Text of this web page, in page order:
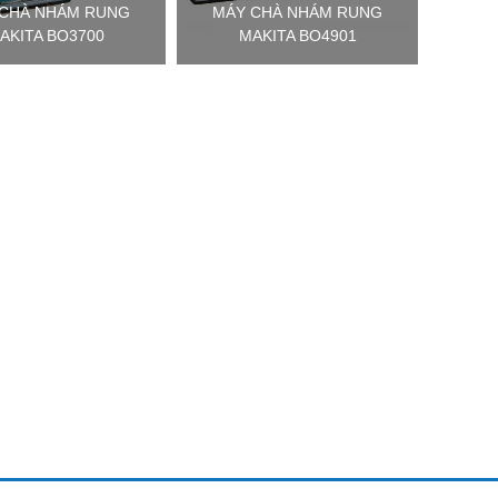
NHÁM RUNG
BO3700
MÁY CHÀ NHÁM RUNG
MAKITA BO4901